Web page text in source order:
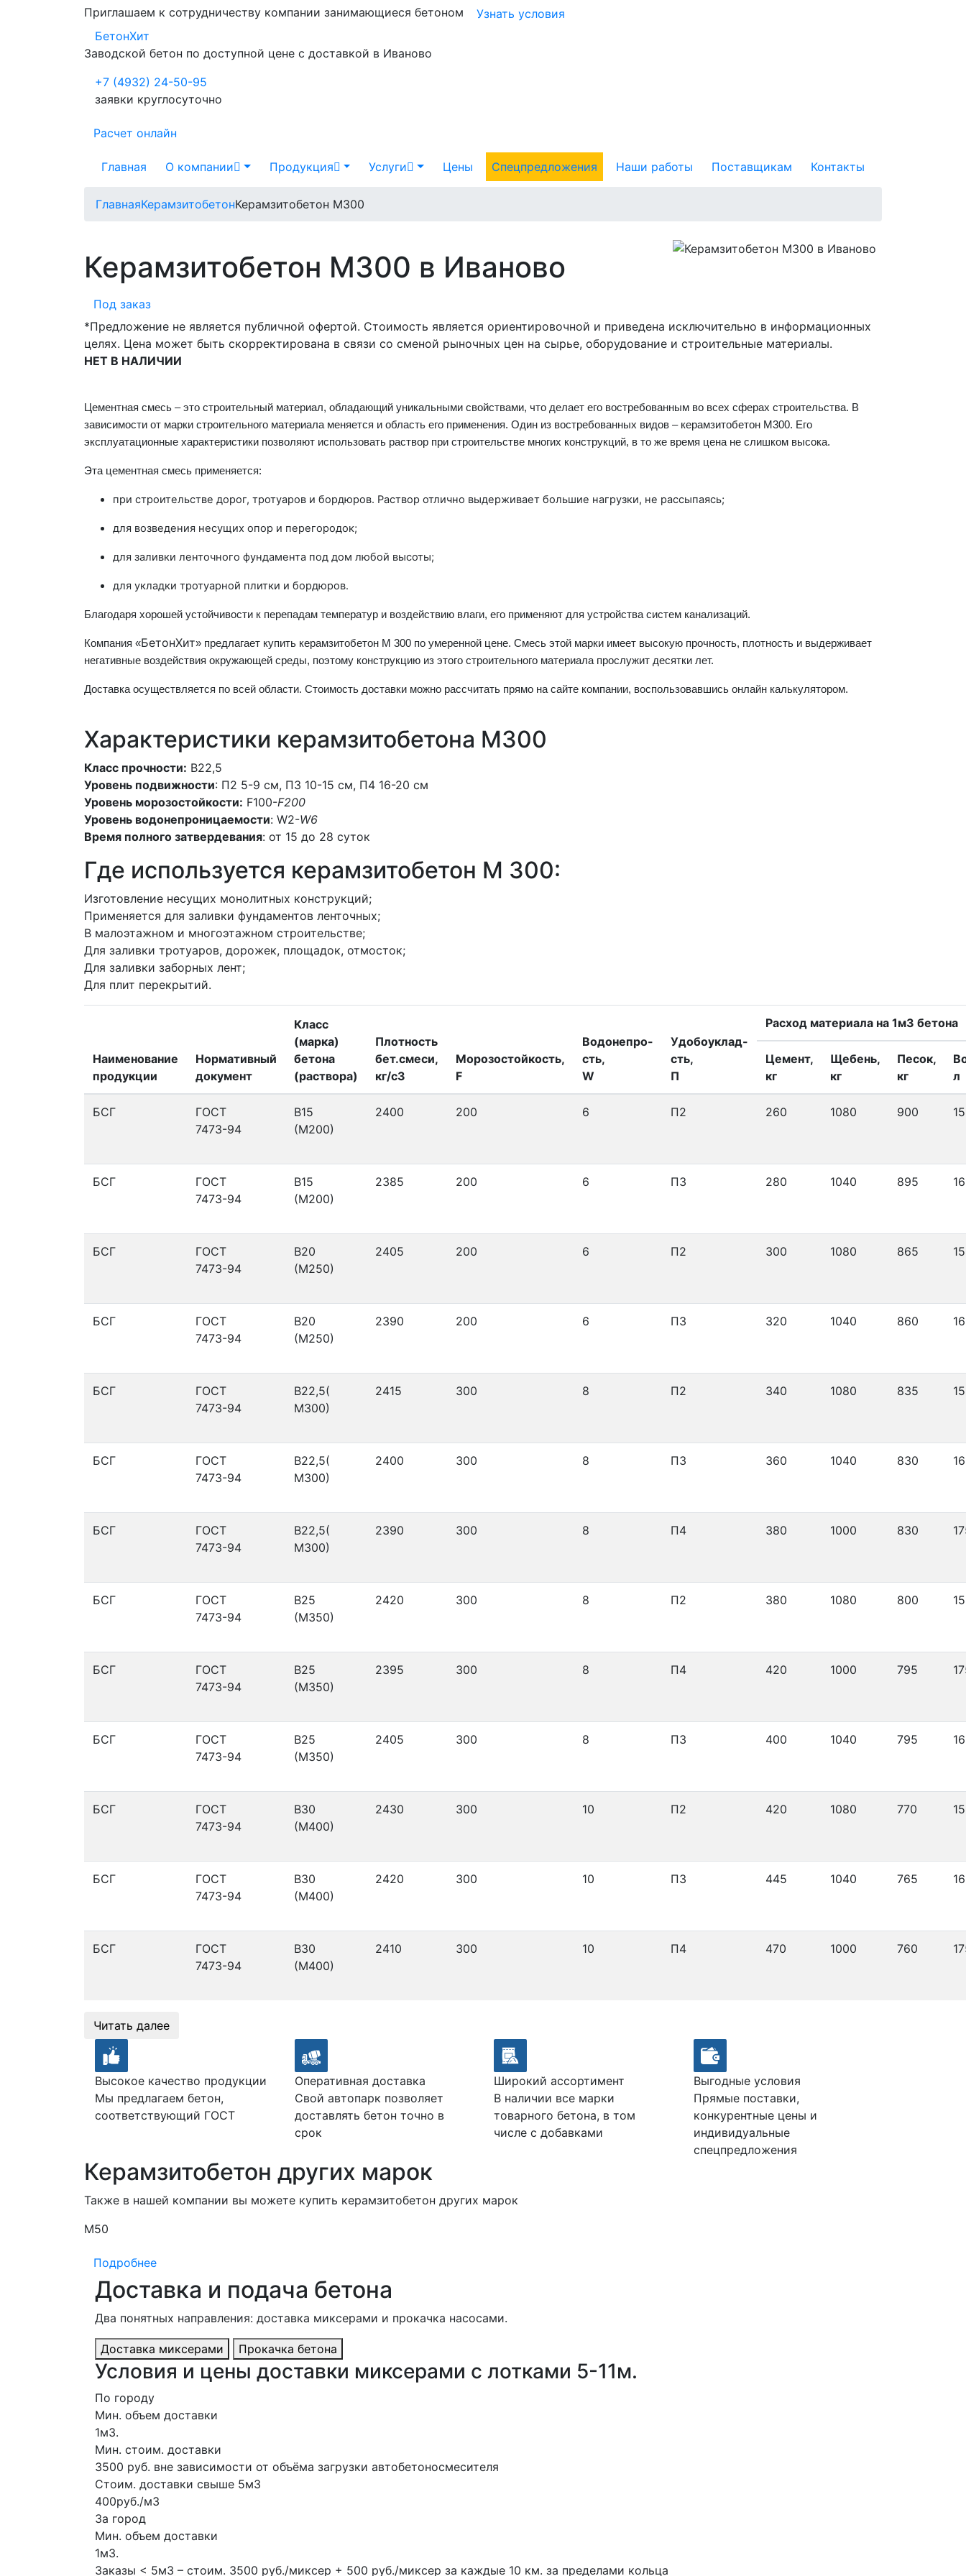
Приглашаем к сотрудничеству компании занимающиеся бетоном
Узнать условия
БетонХит
Заводской бетон по доступной цене с доставкой в Иваново
+7 (4932) 24-50-95
заявки круглосуточно
Расчет онлайн
Главная О компании Продукция Услуги Цены Спецпредложения Наши работы Поставщикам Контакты
ГлавнаяКерамзитобетонКерамзитобетон М300
Керамзитобетон М300 в Иваново
Под заказ
*Предложение не является публичной офертой. Стоимость является ориентировочной и приведена исключительно в информационных
целях. Цена может быть скорректирована в связи со сменой рыночных цен на сырье, оборудование и строительные материалы.
НЕТ В НАЛИЧИИ
Цементная смесь – это строительный материал, обладающий уникальными свойствами, что делает его востребованным во всех сферах строительства. В
зависимости от марки строительного материала меняется и область его применения. Один из востребованных видов – керамзитобетон М300. Его
эксплуатационные характеристики позволяют использовать раствор при строительстве многих конструкций, в то же время цена не слишком высока.
Эта цементная смесь применяется:
при строительстве дорог, тротуаров и бордюров. Раствор отлично выдерживает большие нагрузки, не рассыпаясь;
для возведения несущих опор и перегородок;
для заливки ленточного фундамента под дом любой высоты;
для укладки тротуарной плитки и бордюров.
Благодаря хорошей устойчивости к перепадам температур и воздействию влаги, его применяют для устройства систем канализаций.
Компания «БетонХит» предлагает купить керамзитобетон М 300 по умеренной цене. Смесь этой марки имеет высокую прочность, плотность и выдерживает
негативные воздействия окружающей среды, поэтому конструкцию из этого строительного материала прослужит десятки лет.
Доставка осуществляется по всей области. Стоимость доставки можно рассчитать прямо на сайте компании, воспользовавшись онлайн калькулятором.
Характеристики керамзитобетона M300
Класс прочности: В22,5
Уровень подвижности: П2 5-9 см, П3 10-15 см, П4 16-20 см
Уровень морозостойкости: F100-F200
Уровень водонепроницаемости: W2-W6
Время полного затвердевания: от 15 до 28 суток
Где используется керамзитобетон M 300:
Изготовление несущих монолитных конструкций;
Применяется для заливки фундаментов ленточных;
В малоэтажном и многоэтажном строительстве;
Для заливки тротуаров, дорожек, площадок, отмосток;
Для заливки заборных лент;
Для плит перекрытий.
Наименование
продукции
Нормативный
документ
Класс
(марка)
бетона
(раствора)
Плотность
бет.смеси,
кг/с3
Морозостойкость,
F
Водонепро-
сть,
W
Удобоуклад-
сть,
П
Расход материала на 1м3 бетона
Цемент,
кг
Щебень,
кг
Песок,
кг
л
БСГ
ГОСТ
7473-94
В15
(М200)
2400 200 6 П2 260 1080 900
БСГ
ГОСТ
7473-94
В15
(М200)
2385 200 6 П3 280 1040 895
БСГ
ГОСТ
7473-94
В20
(М250)
2405 200 6 П2 300 1080 865
БСГ
ГОСТ
7473-94
В20
(М250)
2390 200 6 П3 320 1040 860
БСГ
ГОСТ
7473-94
В22,5(
М300)
2415 300 8 П2 340 1080 835
БСГ
ГОСТ
7473-94
В22,5(
М300)
2400 300 8 П3 360 1040 830
БСГ
ГОСТ
7473-94
В22,5(
М300)
2390 300 8 П4 380 1000 830
БСГ
ГОСТ
7473-94
В25
(М350)
2420 300 8 П2 380 1080 800
БСГ
ГОСТ
7473-94
В25
(М350)
2395 300 8 П4 420 1000 795
БСГ
ГОСТ
7473-94
В25
(М350)
2405 300 8 П3 400 1040 795
БСГ
ГОСТ
7473-94
В30
(М400)
2430 300 10 П2 420 1080 770
БСГ
ГОСТ
7473-94
В30
(М400)
2420 300 10 П3 445 1040 765
БСГ
ГОСТ
7473-94
В30
(М400)
2410 300 10 П4 470 1000 760
Читать далее
Высокое качество продукции
Мы предлагаем бетон,
соответствующий ГОСТ
Оперативная доставка
Свой автопарк позволяет
доставлять бетон точно в
срок
Широкий ассортимент
В наличии все марки
товарного бетона, в том
числе с добавками
Выгодные условия
Прямые поставки,
конкурентные цены и
индивидуальные
спецпредложения
Керамзитобетон других марок
Также в нашей компании вы можете купить керамзитобетон других марок
М50
Подробнее
Доставка и подача бетона
Два понятных направления: доставка миксерами и прокачка насосами.
Доставка миксерами Прокачка бетона
Условия и цены доставки миксерами с лотками 5-11м.
По городу
Мин. объем доставки
1м3.
Мин. стоим. доставки
3500 руб. вне зависимости от объёма загрузки автобетоносмесителя
Стоим. доставки свыше 5м3
400руб./м3
За город
Мин. объем доставки
1м3.
Заказы < 5м3 – стоим. 3500 руб./миксер + 500 руб./миксер за каждые 10 км. за пределами кольца